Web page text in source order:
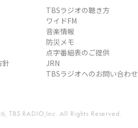
針
TBSラジオの聴き方
ワイドFM
音楽情報
防災メモ
点字番組表のご提供
JRN
TBSラジオへのお問い合わせ
TBS RADIO,Inc. All Rights Reserved.